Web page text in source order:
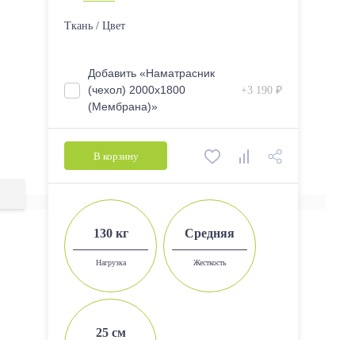
2000*900
2000*1200
Ткань / Цвет
Добавить «Наматрасник
(чехол) 2000х1800
(Мембрана)»
+3 190 ₽
В корзину
130 кг
Нагрузка
Средняя
Жесткость
25 см